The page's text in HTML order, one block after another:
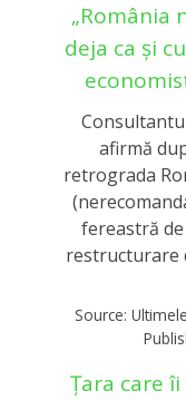
„România
deja ca și
afirmă
retrograda
fereastră
restructurare
Source:
Țara care